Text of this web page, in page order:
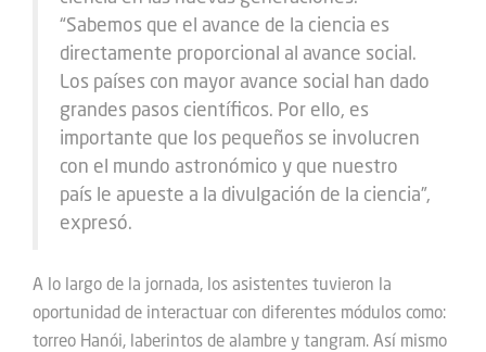
“Sabemos que el avance de la ciencia es
directamente proporcional al avance social.
Los países con mayor avance social han dado
grandes pasos científicos. Por ello, es
importante que los pequeños se involucren
con el mundo astronómico y que nuestro
país le apueste a la divulgación de la ciencia”,
expresó.
A lo largo de la jornada, los asistentes tuvieron la
oportunidad de interactuar con diferentes módulos como:
torreo Hanói, laberintos de alambre y tangram. Así mismo